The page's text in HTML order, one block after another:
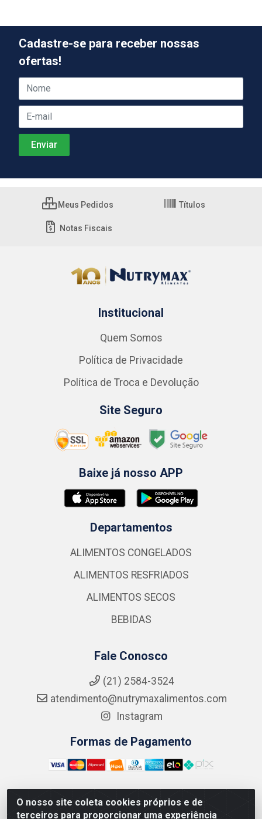
O nosso site coleta cookies próprios e de
terceiros para proporcionar uma experiência
Cadastre-se para receber nossas
ofertas!
Meus Pedidos Títulos
Notas Fiscais
Institucional
Quem Somos
Política de Privacidade
Política de Troca e Devolução
Site Seguro
Baixe já nosso APP
Departamentos
ALIMENTOS CONGELADOS
ALIMENTOS RESFRIADOS
ALIMENTOS SECOS
BEBIDAS
Fale Conosco
(21) 2584-3524
atendimento@nutrymaxalimentos.com
Instagram
Formas de Pagamento
NUTRY MAX COMÉRCIO DE PRODUTOS ALIMENTICIOS